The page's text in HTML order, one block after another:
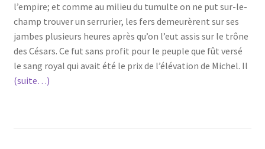
l’empire; et comme au milieu du tumulte on ne put sur-le-
champ trouver un serrurier, les fers demeurèrent sur ses
jambes plusieurs heures après qu’on l’eut assis sur le trône
des Césars. Ce fut sans profit pour le peuple que fût versé
le sang royal qui avait été le prix de l’élévation de Michel. Il
(suite…)